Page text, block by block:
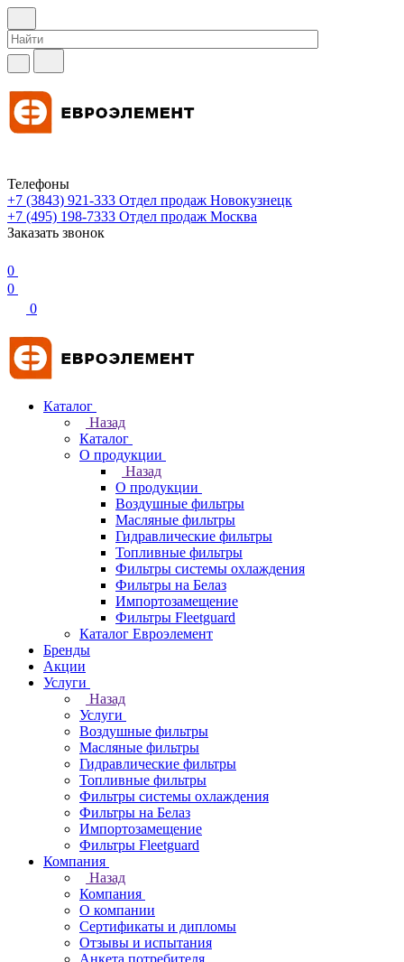
Телефоны
+7 (3843) 921-333 Отдел продаж Новокузнецк
+7 (495) 198-7333 Отдел продаж Москва
Заказать звонок
0
0
0
Каталог
Назад
Каталог
О продукции
Назад
О продукции
Воздушные фильтры
Масляные фильтры
Гидравлические фильтры
Топливные фильтры
Фильтры системы охлаждения
Фильтры на Белаз
Импортозамещение
Фильтры Fleetguard
Каталог Евроэлемент
Бренды
Акции
Услуги
Назад
Услуги
Воздушные фильтры
Масляные фильтры
Гидравлические фильтры
Топливные фильтры
Фильтры системы охлаждения
Фильтры на Белаз
Импортозамещение
Фильтры Fleetguard
Компания
Назад
Компания
О компании
Сертификаты и дипломы
Отзывы и испытания
Анкета потребителя